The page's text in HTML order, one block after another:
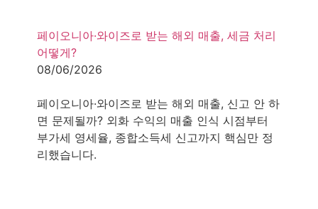
페이오니아·와이즈로 받는 해외 매출, 세금 처리
어떻게?
08/06/2026
페이오니아·와이즈로 받는 해외 매출, 신고 안 하
면 문제될까? 외화 수익의 매출 인식 시점부터
부가세 영세율, 종합소득세 신고까지 핵심만 정
리했습니다.